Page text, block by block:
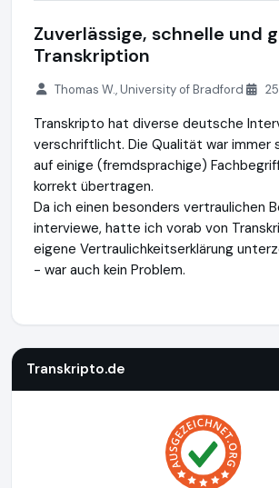
Zuverlässige, schnelle und
Transkription
Thomas W., University of Bradford
Transkripto hat diverse deutsche
verschriftlicht. Die Qualität war immer
auf einige (fremdsprachige)
korrekt übertragen.
Da ich einen besonders vertraulichen
interviewe, hatte ich vorab von
eigene Vertraulichkeitserklärung
- war auch kein Problem.
Transkripto.de